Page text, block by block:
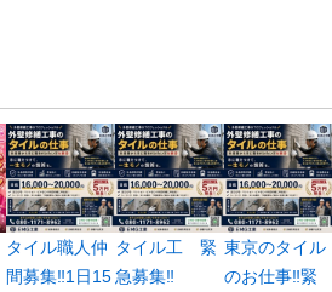
タイル職人仲
間募集‼️1日15
タイル工 緊
急募集‼️
東京のタイル
のお仕事‼️緊